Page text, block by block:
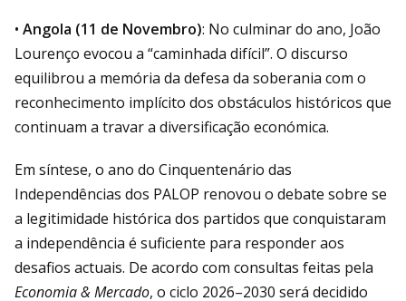
• Angola (11 de Novembro): No culminar do ano, João
Lourenço evocou a “caminhada difícil”. O discurso
equilibrou a memória da defesa da soberania com o
reconhecimento implícito dos obstáculos históricos que
continuam a travar a diversificação económica.
Em síntese, o ano do Cinquentenário das
Independências dos PALOP renovou o debate sobre se
a legitimidade histórica dos partidos que conquistaram
a independência é suficiente para responder aos
desafios actuais. De acordo com consultas feitas pela
Economia & Mercado, o ciclo 2026–2030 será decidido